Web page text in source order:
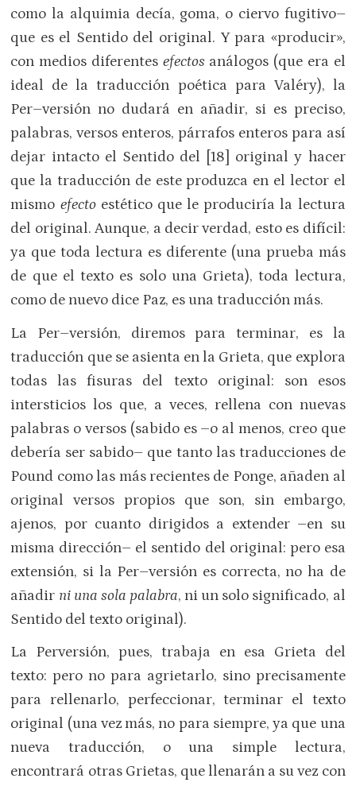
como la alquimia decía, goma, o ciervo fugitivo–
que es el Sentido del original. Y para «producir»,
con medios diferentes efectos análogos (que era el
ideal de la traducción poética para Valéry), la
Per–versión no dudará en añadir, si es preciso,
palabras, versos enteros, párrafos enteros para así
dejar intacto el Sentido del [18] original y hacer
que la traducción de este produzca en el lector el
mismo efecto estético que le produciría la lectura
del original. Aunque, a decir verdad, esto es difícil:
ya que toda lectura es diferente (una prueba más
de que el texto es solo una Grieta), toda lectura,
como de nuevo dice Paz, es una traducción más.
La Per–versión, diremos para terminar, es la
traducción que se asienta en la Grieta, que explora
todas las fisuras del texto original: son esos
intersticios los que, a veces, rellena con nuevas
palabras o versos (sabido es –o al menos, creo que
debería ser sabido– que tanto las traducciones de
Pound como las más recientes de Ponge, añaden al
original versos propios que son, sin embargo,
ajenos, por cuanto dirigidos a extender –en su
misma dirección– el sentido del original: pero esa
extensión, si la Per–versión es correcta, no ha de
añadir ni una sola palabra, ni un solo significado, al
Sentido del texto original).
La Perversión, pues, trabaja en esa Grieta del
texto: pero no para agrietarlo, sino precisamente
para rellenarlo, perfeccionar, terminar el texto
original (una vez más, no para siempre, ya que una
nueva traducción, o una simple lectura,
encontrará otras Grietas, que llenarán a su vez con